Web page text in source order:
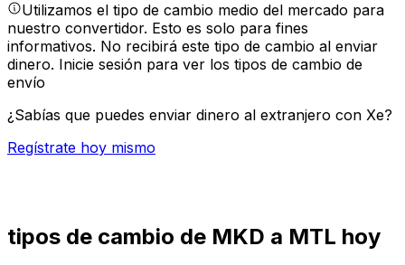
Utilizamos el tipo de cambio medio del mercado para
nuestro convertidor. Esto es solo para fines
informativos. No recibirá este tipo de cambio al enviar
dinero. Inicie sesión para ver los tipos de cambio de
envío
¿Sabías que puedes enviar dinero al extranjero con Xe?
Regístrate hoy mismo
tipos de cambio de MKD a MTL hoy